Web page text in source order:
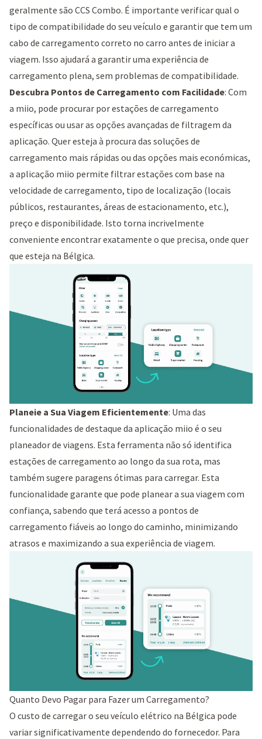
geralmente são CCS Combo. É importante verificar qual o
tipo de compatibilidade do seu veículo e garantir que tem um
cabo de carregamento correto no carro antes de iniciar a
viagem. Isso ajudará a garantir uma experiência de
carregamento plena, sem problemas de compatibilidade.
Descubra Pontos de Carregamento com Facilidade: Com
a miio, pode procurar por estações de carregamento
específicas ou usar as opções avançadas de filtragem da
aplicação. Quer esteja à procura das soluções de
carregamento mais rápidas ou das opções mais económicas,
a aplicação miio permite filtrar estações com base na
velocidade de carregamento, tipo de localização (locais
públicos, restaurantes, áreas de estacionamento, etc.),
preço e disponibilidade. Isto torna incrivelmente
conveniente encontrar exatamente o que precisa, onde quer
que esteja na Bélgica.
Planeie a Sua Viagem Eficientemente: Uma das
funcionalidades de destaque da aplicação miio é o seu
planeador de viagens. Esta ferramenta não só identifica
estações de carregamento ao longo da sua rota, mas
também sugere paragens ótimas para carregar. Esta
funcionalidade garante que pode planear a sua viagem com
confiança, sabendo que terá acesso a pontos de
carregamento fiáveis ao longo do caminho, minimizando
atrasos e maximizando a sua experiência de viagem.
Quanto Devo Pagar para Fazer um Carregamento?
O custo de carregar o seu veículo elétrico na Bélgica pode
variar significativamente dependendo do fornecedor. Para